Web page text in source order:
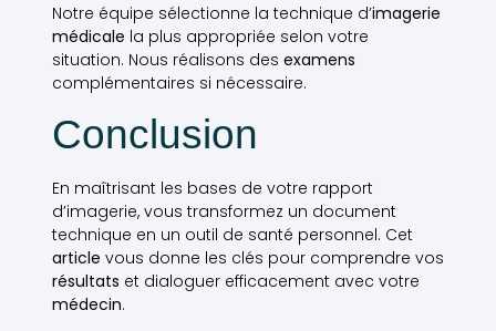
Notre équipe sélectionne la technique d’imagerie
médicale la plus appropriée selon votre
situation. Nous réalisons des examens
complémentaires si nécessaire.
Conclusion
En maîtrisant les bases de votre rapport
d’imagerie, vous transformez un document
technique en un outil de santé personnel. Cet
article vous donne les clés pour comprendre vos
résultats et dialoguer efficacement avec votre
médecin.